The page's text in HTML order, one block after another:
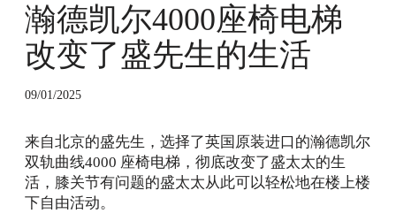
改
变
了
先
的
生
活
瀚德凯尔4000座椅电梯
改变了盛先生的生活
09/01/2025
来自北京的盛先生，选择了英国原装进口的瀚德凯尔
双轨曲线4000 座椅电梯，彻底改变了盛太太的生
活，膝关节有问题的盛太太从此可以轻松地在楼上楼
下自由活动。